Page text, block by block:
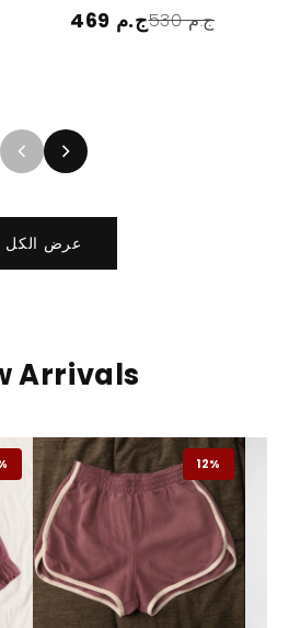
469 ج.م 530 ج.م
عرض الكل
Arrivals
12%